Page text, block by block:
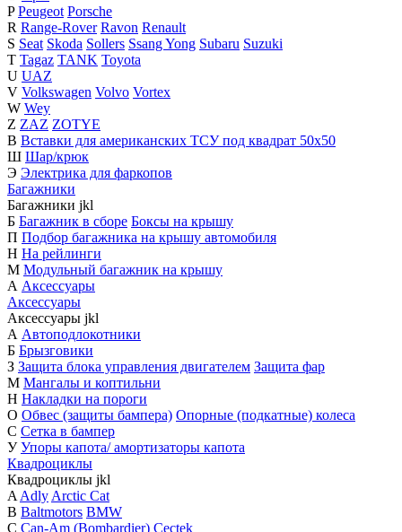
P Peugeot Porsche
R Range-Rover Ravon Renault
S Seat Skoda Sollers Ssang Yong Subaru Suzuki
T Tagaz TANK Toyota
U UAZ
V Volkswagen Volvo Vortex
W Wey
Z ZAZ ZOTYE
В Вставки для американских ТСУ под квадрат 50х50
Ш Шар/крюк
Э Электрика для фаркопов
Багажники
Багажники jkl
Б Багажник в сборе Боксы на крышу
П Подбор багажника на крышу автомобиля
Н На рейлинги
М Модульный багажник на крышу
А Аксессуары
Аксессуары
Аксессуары jkl
А Автоподлокотники
Б Брызговики
З Защита блока управления двигателем Защита фар
М Мангалы и коптильни
Н Накладки на пороги
О Обвес (защиты бампера) Опорные (подкатные) колеса
С Сетка в бампер
У Упоры капота/ амортизаторы капота
Квадроциклы
Квадроциклы jkl
A Adly Arctic Cat
B Baltmotors BMW
C Can-Am (Bombardier) Cectek